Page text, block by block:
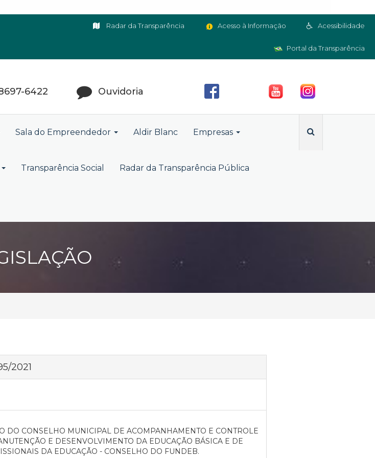
Acessibilidade
Acesso à Informação
Radar da Transparência
Portal da Transparência
6422 Ouvidoria
Sala do Empreendedor Aldir Blanc Empresas
Transparência Social Radar da Transparência Pública
2021
DO CONSELHO MUNICIPAL DE ACOMPANHAMENTO E CONTROLE
E DESENVOLVIMENTO DA EDUCAÇÃO BÁSICA E DE
DA EDUCAÇÃO - CONSELHO DO FUNDEB.